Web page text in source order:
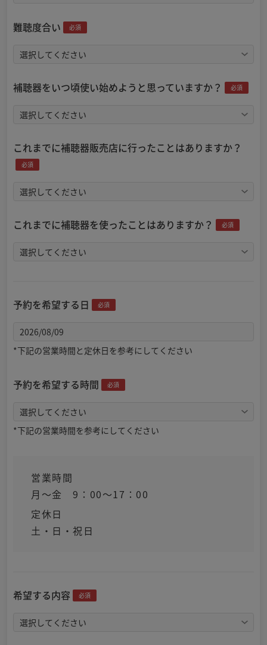
難聴度合い 必須
補聴器をいつ頃使い始めようと思っていますか？ 必須
これまでに補聴器販売店に行ったことはありますか？
必須
これまでに補聴器を使ったことはありますか？ 必須
予約を希望する日 必須
*下記の営業時間と定休日を参考にしてください
予約を希望する時間 必須
*下記の営業時間を参考にしてください
営業時間
月～金 9：00～17：00
定休日
土・日・祝日
希望する内容 必須